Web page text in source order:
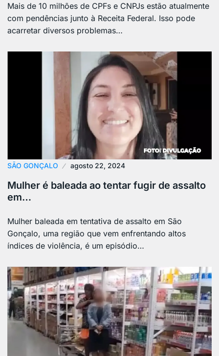
Mais de 10 milhões de CPFs e CNPJs estão atualmente
com pendências junto à Receita Federal. Isso pode
acarretar diversos problemas…
SÃO GONÇALO agosto 22, 2024
Mulher é baleada ao tentar fugir de assalto
em…
Mulher baleada em tentativa de assalto em São
Gonçalo, uma região que vem enfrentando altos
índices de violência, é um episódio…